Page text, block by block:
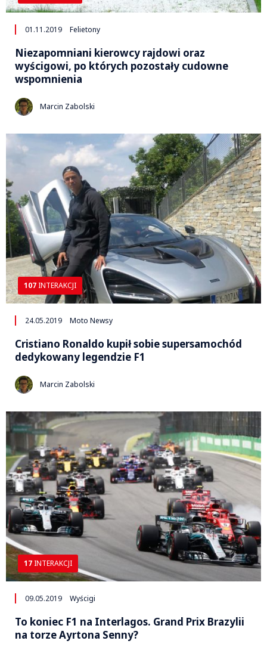
01.11.2019 Felietony
Niezapomniani kierowcy rajdowi oraz
wyścigowi, po których pozostały cudowne
wspomnienia
Marcin Zabolski
107 INTERAKCJI
24.05.2019 Moto Newsy
Cristiano Ronaldo kupił sobie supersamochód
dedykowany legendzie F1
Marcin Zabolski
17 INTERAKCJI
09.05.2019 Wyścigi
To koniec F1 na Interlagos. Grand Prix Brazylii
na torze Ayrtona Senny?